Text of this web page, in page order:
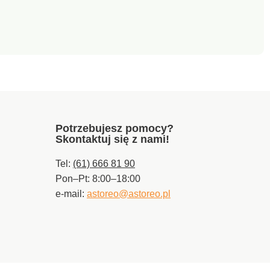
Potrzebujesz pomocy?
Skontaktuj się z nami!
Tel: (61) 666 81 90
Pon–Pt: 8:00–18:00
e-mail: astoreo@astoreo.pl